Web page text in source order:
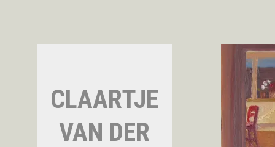
CLAARTJE
VAN DER